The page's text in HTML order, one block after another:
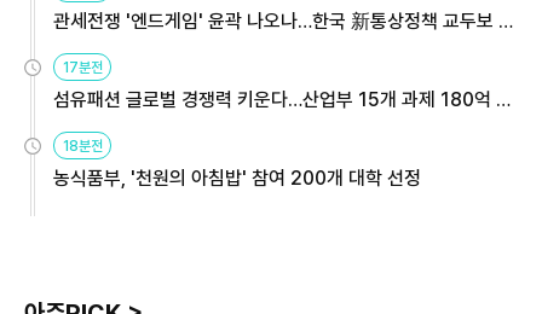
관세전쟁 '엔드게임' 윤곽 나오나…한국 新통상정책 교두보 활
용해야
17분전
섬유패션 글로벌 경쟁력 키운다…산업부 15개 과제 180억 지
원
18분전
농식품부, '천원의 아침밥' 참여 200개 대학 선정